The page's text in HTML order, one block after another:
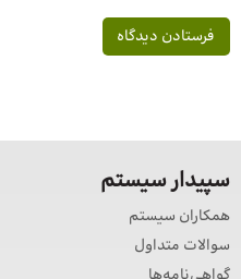
سپیدار سیستم
همکاران سیستم
سوالات متداول